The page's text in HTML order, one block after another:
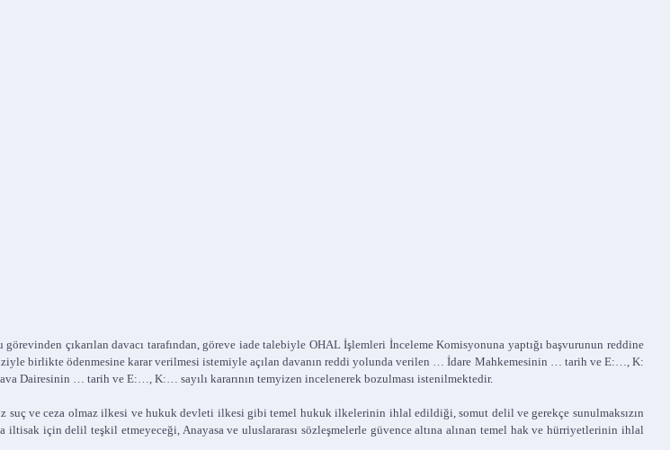
çıkarılan davacı tarafından, göreve iade talebiyle OHAL İşlemleri İnceleme Komisyonuna yaptığı başvurunun reddine
birlikte ödenmesine karar verilmesi istemiyle açılan davanın reddi yolunda verilen … İdare Mahkemesinin … tarih ve E:…, K:
Dairesinin … tarih ve E:…, K:… sayılı kararının temyizen incelenerek bozulması istenilmektedir.
suç ve ceza olmaz ilkesi ve hukuk devleti ilkesi gibi temel hukuk ilkelerinin ihlal edildiği, somut delil ve gerekçe sunulmaksızın
iltisak için delil teşkil etmeyeceği, Anayasa ve uluslararası sözleşmelerle güvence altına alınan temel hak ve hürriyetlerinin ihlal